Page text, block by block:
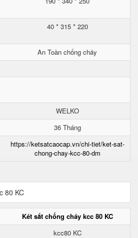
40 * 315 * 220
An Toàn chống cháy
WELKO
36 Tháng
https://ketsatcaocap.vn/chi-tiet/ket-sat-
chong-chay-kcc-80-dm
Két sắt chống cháy kcc 80 KC
kcc80 KC